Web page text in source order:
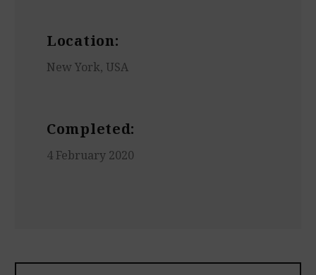
Location:
New York, USA
Completed:
4 February 2020